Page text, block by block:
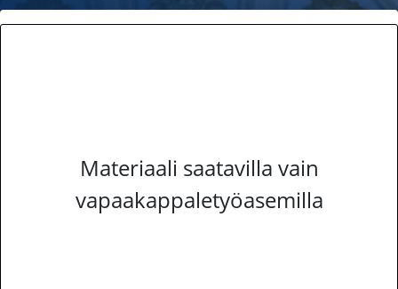
Materiaali saatavilla vain
vapaakappaletyöasemilla